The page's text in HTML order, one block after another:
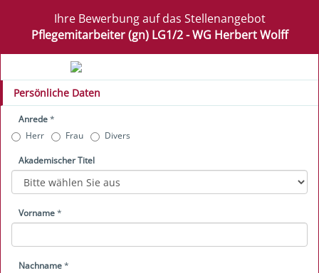
Ihre Bewerbung auf das Stellenangebot
Pflegemitarbeiter (gn) LG1/2 - WG Herbert Wolff
Persönliche Daten
Anrede*
Herr
Frau Divers
Akademischer Titel
Vorname*
Nachname*